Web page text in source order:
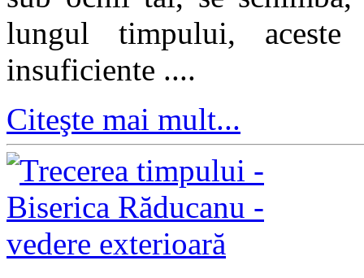
lungul timpului,
insuficiente ....
Citeşte mai mult...